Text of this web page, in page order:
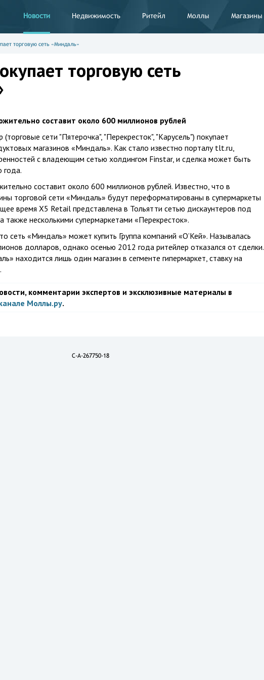
Новости Недвижимость Ритейл Моллы Магазины
торговую сеть «Миндаль»
торговую сеть
составит около 600 миллионов рублей
сети "Пятерочка", "Перекресток", "Карусель") покупает
магазинов «Миндаль». Как стало известно порталу tlt.ru,
с владеющим сетью холдингом Finstar, и сделка может быть
года.
составит около 600 миллионов рублей. Известно, что в
торговой сети «Миндаль» будут переформатированы в супермаркеты
время X5 Retail представлена в Тольятти сетью дискаунтеров под
несколькими супермаркетами «Перекресток».
сеть «Миндаль» может купить Группа компаний «О’Кей». Называлась
долларов, однако осенью 2012 года ритейлер отказался от сделки.
находится лишь один магазин в сегменте гипермаркет, ставку на
комментарии экспертов и эксклюзивные материалы в
Моллы.ру.
C-A-267750-18